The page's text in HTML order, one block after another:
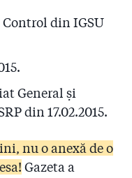
joc de cetățeni și de
în fața unui fax al
o anchetă la ISU
Colectiv din softul
de euro
din IGSU
General și
din 17.02.2015.
nu o anexă de o
Gazeta a